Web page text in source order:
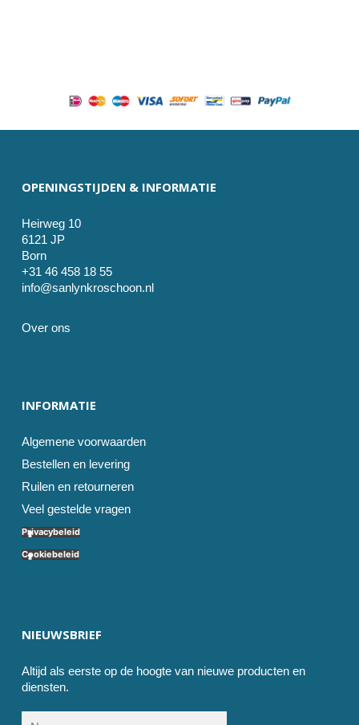
OPENINGSTIJDEN & INFORMATIE
Heirweg 10
6121 JP
Born
+31 46 458 18 55
info@sanlynkroschoon.nl
Over ons
INFORMATIE
Algemene voorwaarden
Bestellen en levering
Ruilen en retourneren
Veel gestelde vragen
Privacybeleid
Cookiebeleid
NIEUWSBRIEF
Altijd als eerste op de hoogte van nieuwe producten en
diensten.